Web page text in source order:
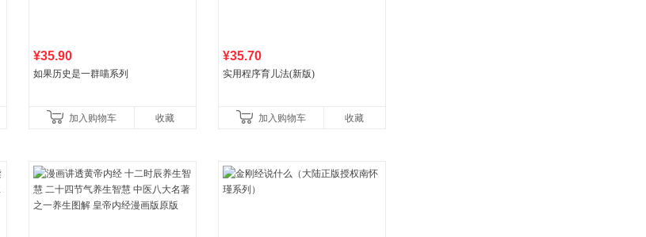
¥35.90
如果历史是一群喵系列
加入购物车 收藏
¥35.70
实用程序育儿法(新版)
加入购物车 收藏